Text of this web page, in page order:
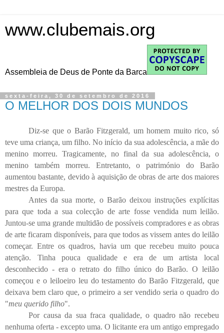
www.clubemais.org
Assembleia de Deus de Ponte da Barca
sexta-feira, 30 de setembro de 2016
O MELHOR DOS DOIS MUNDOS
Diz-se que o Barão Fitzgerald, um homem muito rico, só
teve uma criança, um filho. No início da sua adolescência, a mãe do
menino morreu. Tragicamente, no final da sua adolescência, o
menino também morreu. Entretanto, o património do Barão
aumentou bastante, devido à aquisição de obras de arte dos maiores
mestres da Europa.
Antes da sua morte, o Barão deixou instruções explícitas
para que toda a sua colecção de arte fosse vendida num leilão.
Juntou-se uma grande multidão de possíveis compradores e as obras
de arte ficaram disponíveis, para que todos as vissem antes do leilão
começar. Entre os quadros, havia um que recebeu muito pouca
atenção. Tinha pouca qualidade e era de um artista local
desconhecido - era o retrato do filho único do Barão. O leilão
começou e o leiloeiro leu do testamento do Barão Fitzgerald, que
deixava bem claro que, o primeiro a ser vendido seria o quadro do
"meu querido filho".
Por causa da sua fraca qualidade, o quadro não recebeu
nenhuma oferta - excepto uma. O licitante era um antigo empregado